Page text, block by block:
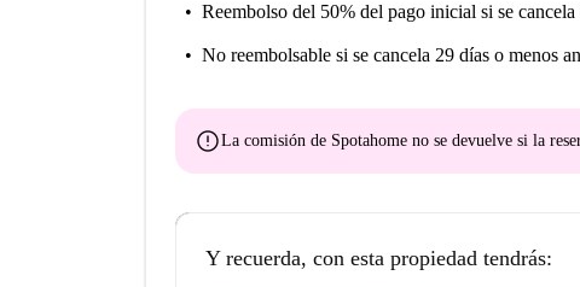
Reembolso del 50% del pago inicial si se
No reembolsable si se cancela 29 días o menos
errorLa comisión de Spotahome no se devuelve si la
Y recuerda, con esta propiedad tendrás: